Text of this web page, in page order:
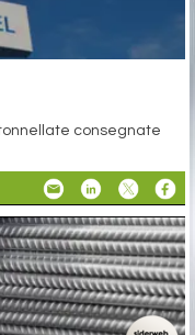
consegnate